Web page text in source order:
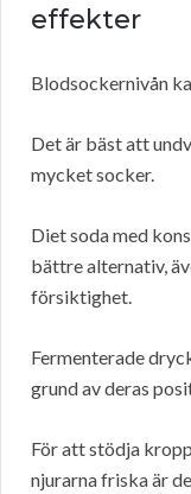
effekter
Blodsockernivån
Det är bäst att
mycket socker.
Diet soda med
bättre alternativ,
försiktighet.
Fermenterade
grund av deras
För att stödja
njurarna friska är